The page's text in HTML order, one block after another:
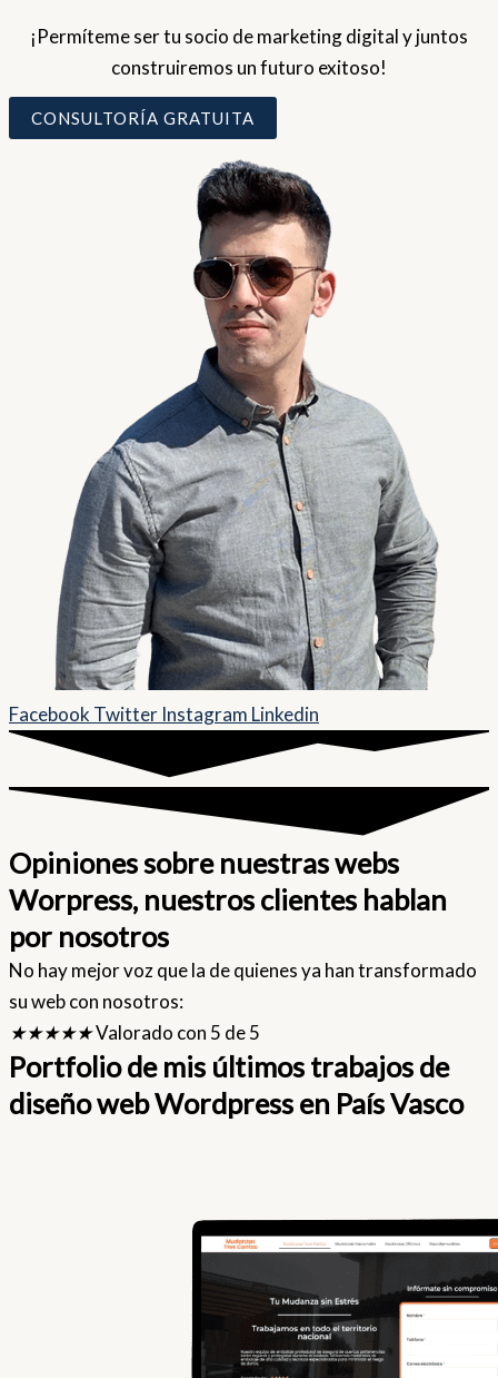
¡Permíteme ser tu socio de marketing digital y juntos
construiremos un futuro exitoso!
CONSULTORÍA GRATUITA
Facebook Twitter Instagram Linkedin
Opiniones sobre nuestras webs
Worpress, nuestros clientes hablan
por nosotros
No hay mejor voz que la de quienes ya han transformado
su web con nosotros:
★★★★★Valorado con 5 de 5
Portfolio de mis últimos trabajos de
diseño web Wordpress en País Vasco